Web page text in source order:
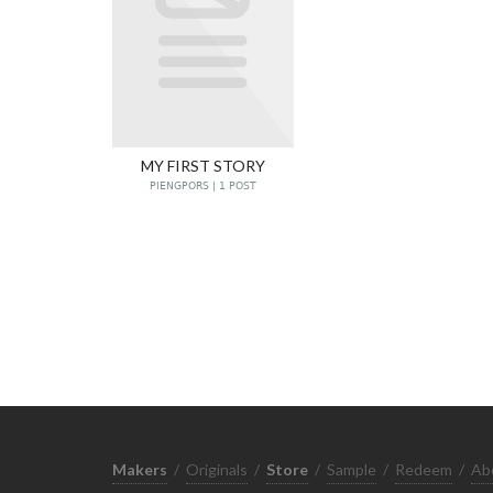
MY FIRST STORY
PIENGPORS | 1 POST
Makers / Originals / Store / Sample / Redeem /